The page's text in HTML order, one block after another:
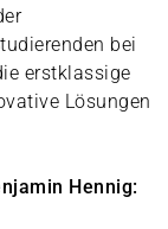
bei
erstklassige
Lösungen
Hennig: